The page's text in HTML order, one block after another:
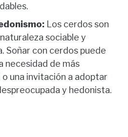
Los cerdos son
sociable y
Soñar con cerdos puede
necesidad de más
una invitación a adoptar
y hedonista.